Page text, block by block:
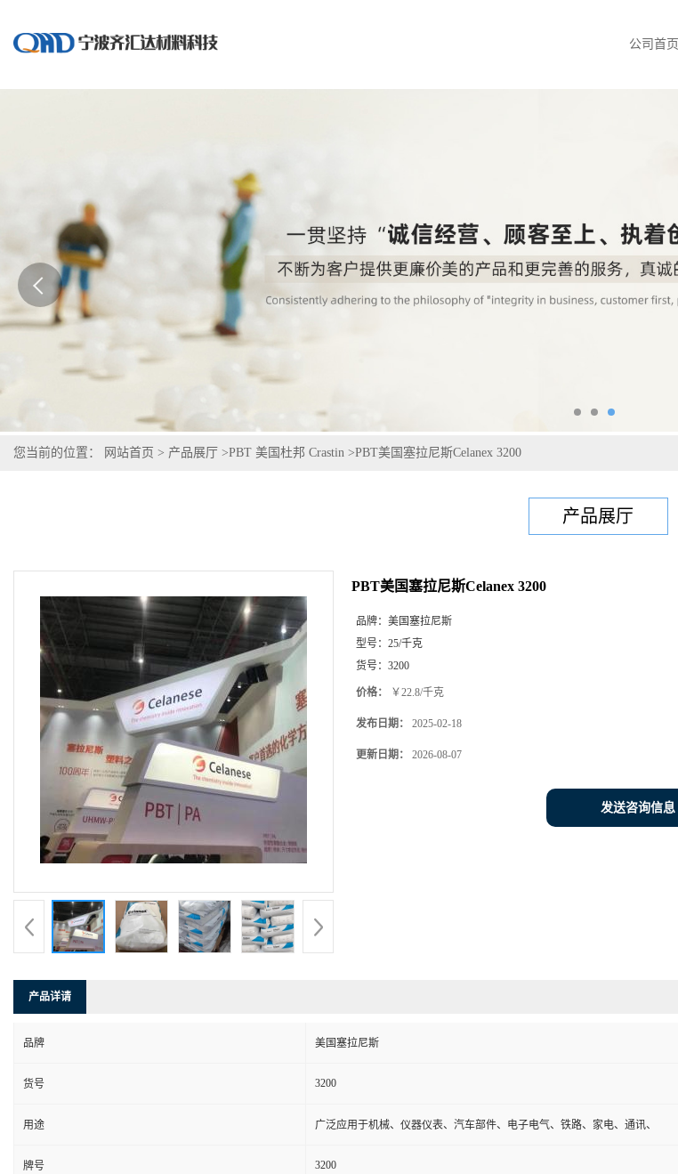
公司首页
您当前的位置： 网站首页 > 产品展厅 >PBT 美国杜邦 Crastin >PBT美国塞拉尼斯Celanex 3200
产品展厅
PBT美国塞拉尼斯Celanex 3200
品牌： 美国塞拉尼斯
型号： 25/千克
货号： 3200
价格： ￥22.8/千克
发布日期： 2025-02-18
更新日期： 2026-08-07
发送咨询信息
产品详请
品牌 美国塞拉尼斯
货号 3200
用途 广泛应用于机械、仪器仪表、汽车部件、电子电气、铁路、家电、通讯、
牌号 3200